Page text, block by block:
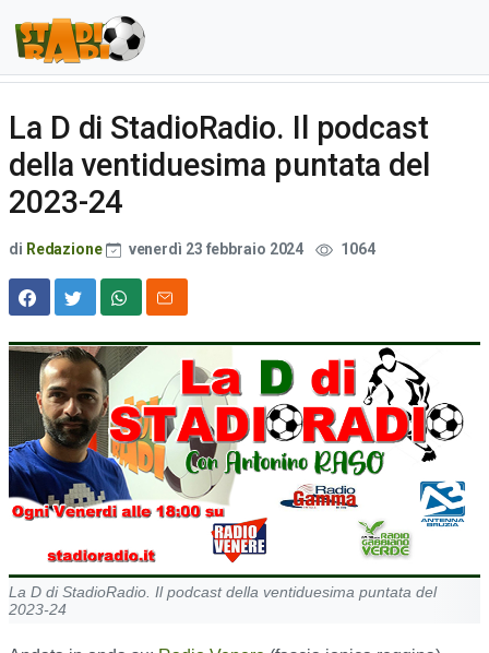
La D di StadioRadio. Il podcast
della ventiduesima puntata del
2023-24
di Redazione venerdì 23 febbraio 2024 1064
La D di StadioRadio. Il podcast della ventiduesima puntata del
2023-24